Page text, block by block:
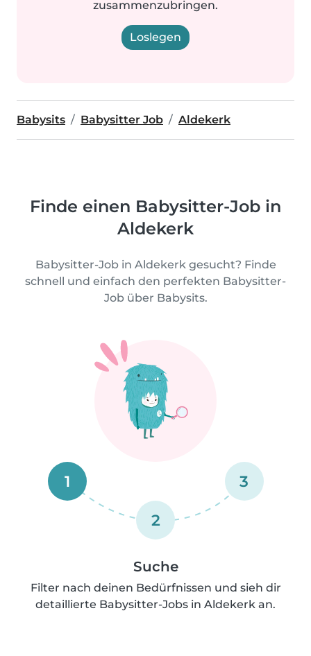
zusammenzubringen.
Loslegen
Babysits Babysitter Job Aldekerk
Finde einen Babysitter-Job in
Aldekerk
Babysitter-Job in Aldekerk gesucht? Finde
schnell und einfach den perfekten Babysitter-
Job über Babysits.
1
2
3
Suche
Filter nach deinen Bedürfnissen und sieh dir
detaillierte Babysitter-Jobs in Aldekerk an.